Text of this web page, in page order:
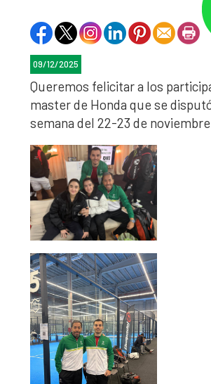
09/12/2025
Queremos felicitar a los
master de Honda que se
semana del 22-23 de